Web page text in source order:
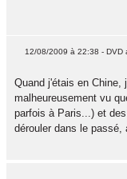
12/08/2009 à 22:38 - DVD
Quand j'étais en Chine,
malheureusement vu
parfois à Paris...) et
dérouler dans le